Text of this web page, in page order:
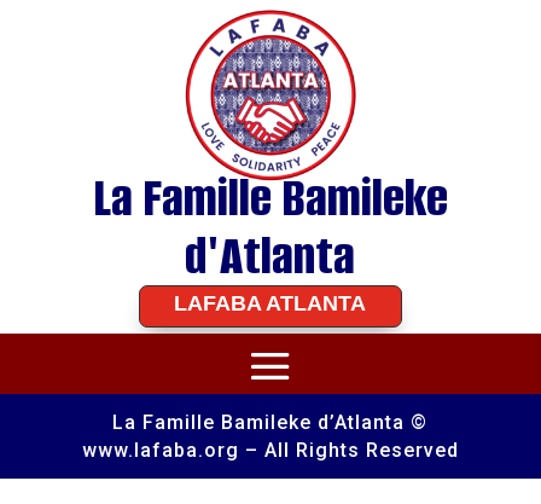
La Famille Bamileke
d'Atlanta
LAFABA ATLANTA
La Famille Bamileke d’Atlanta ©
www.lafaba.org – All Rights Reserved